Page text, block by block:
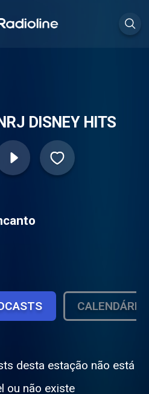
DISNEY HITS
CALENDÁRIO
desta estação não está
ou não existe